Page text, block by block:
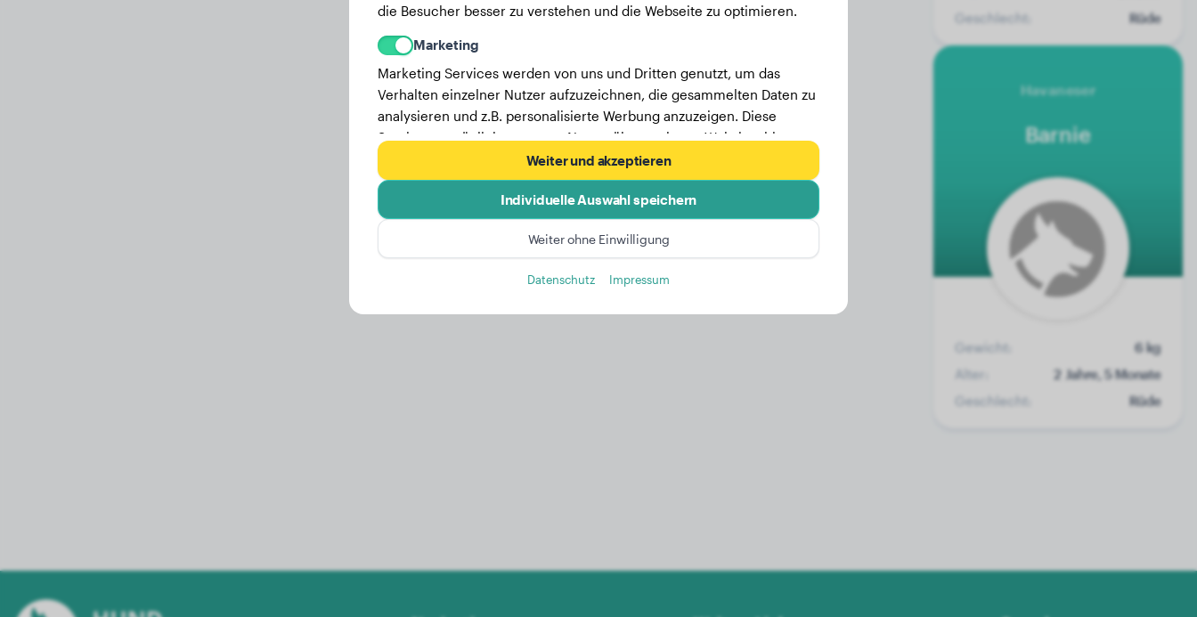
Geschlecht:
Rüde
Havaneser
Barnie
Gewicht:
6 kg
Alter:
2 Jahre, 5 Monate
Geschlecht:
Rüde
die Besucher besser zu verstehen und die Webseite zu optimieren.
Marketing
Marketing Services werden von uns und Dritten genutzt, um das
Verhalten einzelner Nutzer aufzuzeichnen, die gesammelten Daten zu
analysieren und z.B. personalisierte Werbung anzuzeigen. Diese
Services ermöglichen es uns, Nutzer über mehrere Websites hinweg
Hier findest du eine Liste unserer Werbepartner.
Mehr Informationen in unserer Datenschutzerklärung
Weiter und akzeptieren
Individuelle Auswahl speichern
Weiter ohne Einwilligung
Datenschutz Impressum